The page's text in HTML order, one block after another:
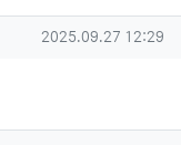
작성일
2025.09.27 12:29